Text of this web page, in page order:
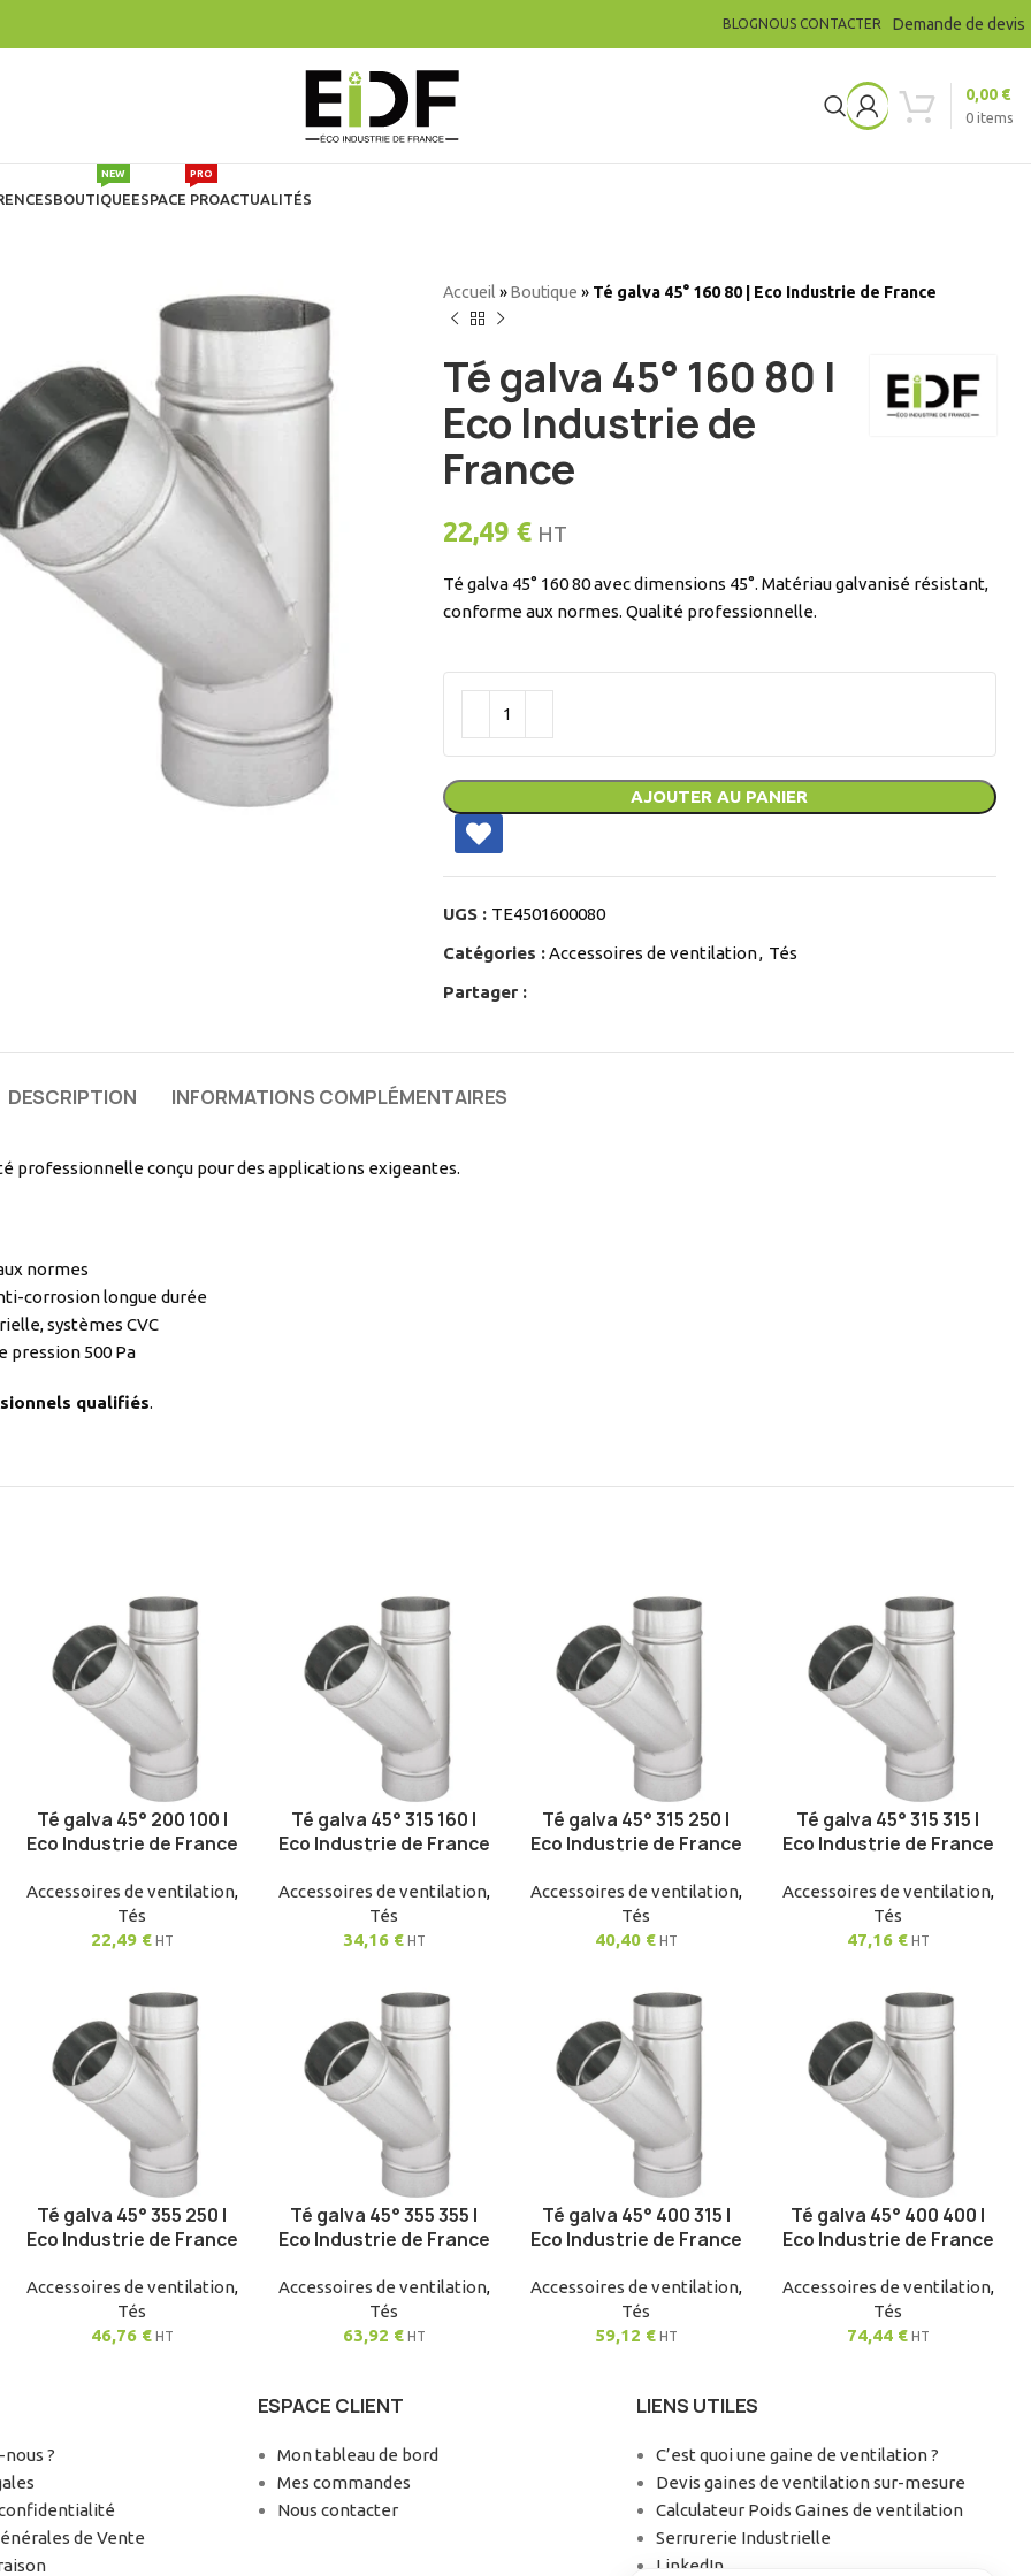
BLOGNOUS CONTACTER Demande de devis
0 items
0,00 €
BOUTIQUE
NEW
ESPACE PRO
PRO
ACTUALITÉS
Accueil »Boutique » Té galva 45° 160 80 | Eco Industrie de France
Té galva 45° 160 80 |
Eco Industrie de
France
22,49 € HT
Té galva 45° 160 80 avec dimensions 45°. Matériau galvanisé résistant,
conforme aux normes. Qualité professionnelle.
AJOUTER AU PANIER
UGS : TE4501600080
Catégories : Accessoires de ventilation, Tés
Partager :
DESCRIPTION INFORMATIONS COMPLÉMENTAIRES
professionnelle conçu pour des applications exigeantes.
normes
corrosion longue durée
systèmes CVC
pression 500 Pa
qualifiés.
AJOUTER AU PANIER
Té galva 45° 200 100 |
Eco Industrie de France
Accessoires de ventilation,
Tés
22,49 € HT
AJOUTER AU PANIER
Té galva 45° 315 160 |
Eco Industrie de France
Accessoires de ventilation,
Tés
34,16 € HT
AJOUTER AU PANIER
Té galva 45° 315 250 |
Eco Industrie de France
Accessoires de ventilation,
Tés
40,40 € HT
AJOUTER AU PANIER
Té galva 45° 315 315 |
Eco Industrie de France
Accessoires de ventilation,
Tés
47,16 € HT
AJOUTER AU PANIER
Té galva 45° 355 250 |
Eco Industrie de France
Accessoires de ventilation,
Tés
46,76 € HT
AJOUTER AU PANIER
Té galva 45° 355 355 |
Eco Industrie de France
Accessoires de ventilation,
Tés
63,92 € HT
AJOUTER AU PANIER
Té galva 45° 400 315 |
Eco Industrie de France
Accessoires de ventilation,
Tés
59,12 € HT
AJOUTER AU PANIER
Té galva 45° 400 400 |
Eco Industrie de France
Accessoires de ventilation,
Tés
74,44 € HT
?
de Vente
ESPACE CLIENT
Mon tableau de bord
Mes commandes
Nous contacter
LIENS UTILES
C’est quoi une gaine de ventilation ?
Devis gaines de ventilation sur-mesure
Calculateur Poids Gaines de ventilation
Serrurerie Industrielle
LinkedIn